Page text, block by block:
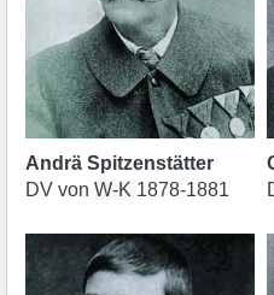
Andrä Spitzenstätter
DV von W-K 1878-1881